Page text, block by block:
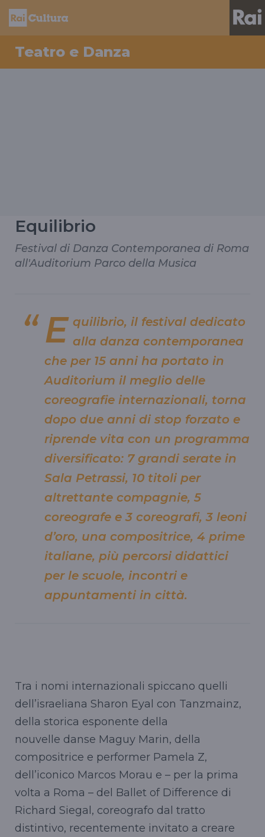
Teatro e Danza
Equilibrio
Festival di Danza Contemporanea di Roma
all'Auditorium Parco della Musica
E quilibrio, il festival dedicato
alla danza contemporanea
che per 15 anni ha portato in
Auditorium il meglio delle
coreografie internazionali, torna
dopo due anni di stop forzato e
riprende vita con un programma
diversificato: 7 grandi serate in
Sala Petrassi, 10 titoli per
altrettante compagnie, 5
coreografe e 3 coreografi, 3 leoni
d’oro, una compositrice, 4 prime
italiane, più percorsi didattici
per le scuole, incontri e
appuntamenti in città.
Tra i nomi internazionali spiccano quelli
dell’israeliana Sharon Eyal con Tanzmainz,
della storica esponente della
nouvelle danse Maguy Marin, della
compositrice e performer Pamela Z,
dell’iconico Marcos Morau e – per la prima
volta a Roma – del Ballet of Difference di
Richard Siegal, coreografo dal tratto
distintivo, recentemente invitato a creare